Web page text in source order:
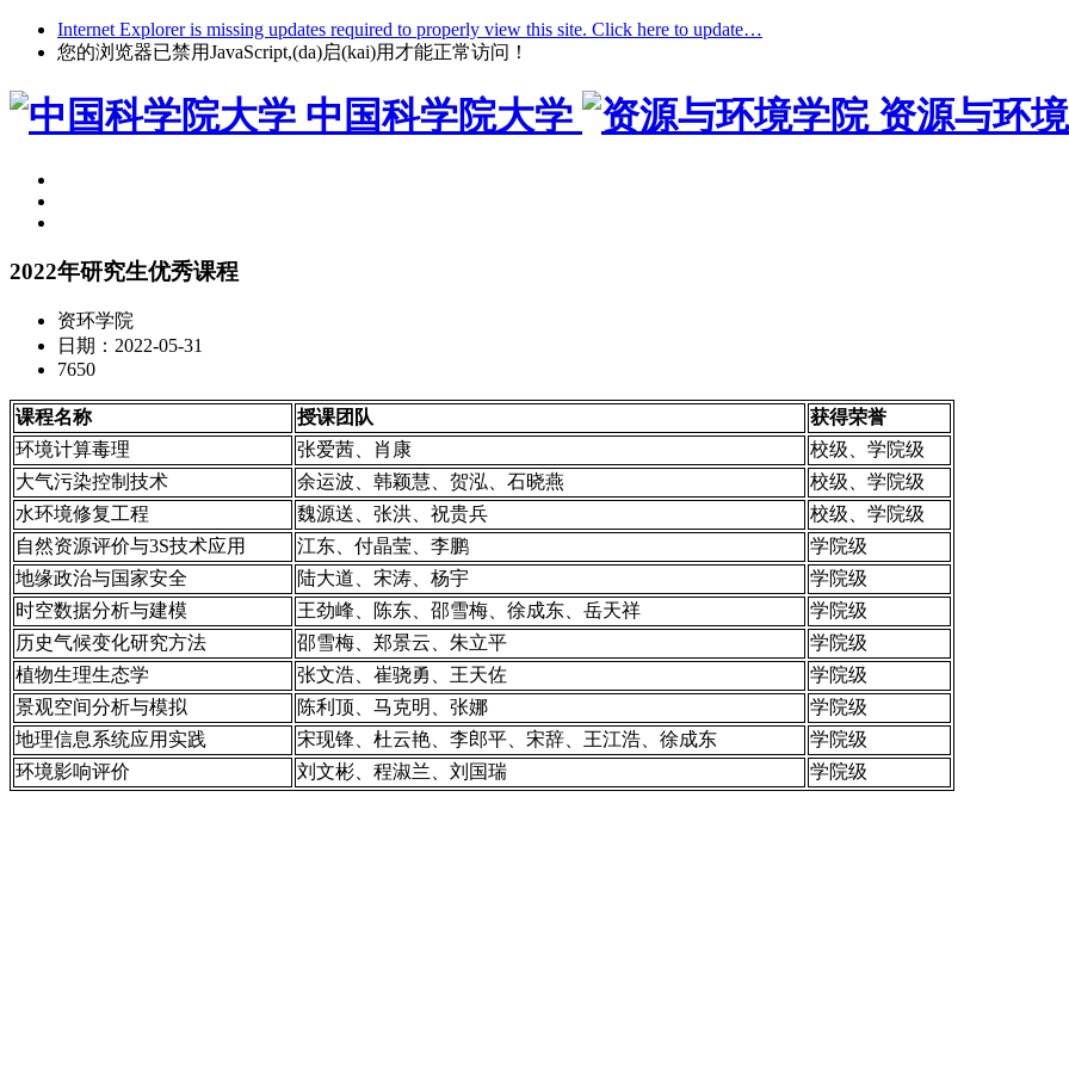
Internet Explorer is missing updates required to properly view this site. Click here to update…
您的浏览器已禁用JavaScript,(da)启(kai)用才能正常访问！
中国科学院大学 资源与环
2022年研究生优秀课程
资环学院
日期：2022-05-31
7650
课程名称 授课团队
获得荣誉
环境计算毒理
张爱茜、肖康
校级、学院级
大气污染控制技术
余运波、韩颖慧、贺泓、石晓燕
校级、学院级
水环境修复工程
魏源送、张洪、祝贵兵
校级、学院级
自然资源评价与3S技术应用
江东、付晶莹、李鹏
学院级
地缘政治与国家安全
陆大道、宋涛、杨宇
学院级
时空数据分析与建模
王劲峰、陈东、邵雪梅、徐成东、岳天祥
学院级
历史气候变化研究方法
邵雪梅、郑景云、朱立平
学院级
植物生理生态学
张文浩、崔骁勇、王天佐
学院级
景观空间分析与模拟
陈利顶、马克明、张娜
学院级
地理信息系统应用实践
宋现锋、杜云艳、李郎平、宋辞、王江浩、徐成东
学院级
环境影响评价
刘文彬、程淑兰、刘国瑞 学院级